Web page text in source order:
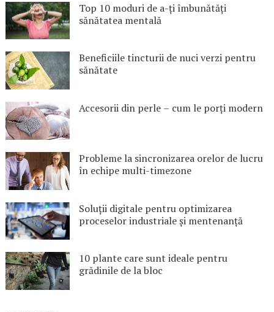
Top 10 moduri de a-ți îmbunătăți
sănătatea mentală
Beneficiile tincturii de nuci verzi pentru
sănătate
Accesorii din perle – cum le porți modern
Probleme la sincronizarea orelor de lucru
în echipe multi-timezone
Soluții digitale pentru optimizarea
proceselor industriale și mentenanță
10 plante care sunt ideale pentru
grădinile de la bloc